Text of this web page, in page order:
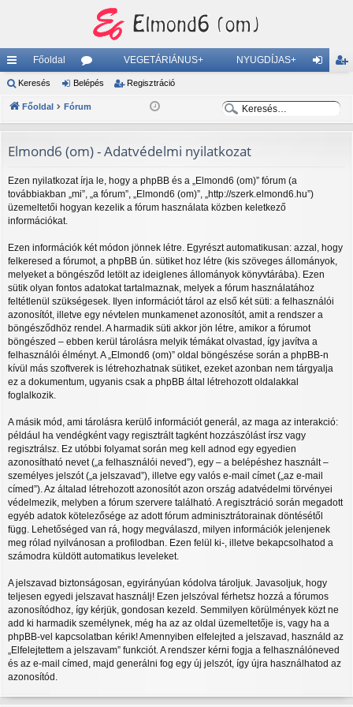
yo
rs
lin
ke
k
Főoldal
ór
u
m
ok
VEGETÁRIÁNUS+ NYUGDÍJAS+
és
is
ztr
Keresés Belépés Regisztráció
Főoldal Fórum
e
e
s
s
e
é
s
Elmond6 (om) - Adatvédelmi nyilatkozat
Ezen nyilatkozat írja le, hogy a phpBB és a „Elmond6 (om)” fórum (a
továbbiakban „mi”, „a fórum”, „Elmond6 (om)”, „http://szerk.elmond6.hu”)
üzemeltetői hogyan kezelik a fórum használata közben keletkező
információkat.
Ezen információk két módon jönnek létre. Egyrészt automatikusan: azzal, hogy
felkeresed a fórumot, a phpBB ún. sütiket hoz létre (kis szöveges állományok,
melyeket a böngésződ letölt az ideiglenes állományok könyvtárába). Ezen
sütik olyan fontos adatokat tartalmaznak, melyek a fórum használatához
feltétlenül szükségesek. Ilyen információt tárol az első két süti: a felhasználói
azonosítót, illetve egy névtelen munkamenet azonosítót, amit a rendszer a
böngésződhöz rendel. A harmadik süti akkor jön létre, amikor a fórumot
böngészed – ebben kerül tárolásra melyik témákat olvastad, így javítva a
felhasználói élményt. A „Elmond6 (om)” oldal böngészése során a phpBB-n
kívül más szoftverek is létrehozhatnak sütiket, ezeket azonban nem tárgyalja
ez a dokumentum, ugyanis csak a phpBB által létrehozott oldalakkal
foglalkozik.
A másik mód, ami tárolásra kerülő információt generál, az maga az interakció:
például ha vendégként vagy regisztrált tagként hozzászólást írsz vagy
regisztrálsz. Ez utóbbi folyamat során meg kell adnod egy egyedien
azonosítható nevet („a felhasználói neved”), egy – a belépéshez használt –
személyes jelszót („a jelszavad”), illetve egy valós e-mail címet („az e-mail
címed”). Az általad létrehozott azonosítót azon ország adatvédelmi törvényei
védelmezik, melyben a fórum szervere található. A regisztráció során megadott
egyéb adatok kötelezősége az adott fórum adminisztrátorainak döntésétől
függ. Lehetőséged van rá, hogy megválaszd, milyen információk jelenjenek
meg rólad nyilvánosan a profilodban. Ezen felül ki-, illetve bekapcsolhatod a
számodra küldött automatikus leveleket.
A jelszavad biztonságosan, egyirányúan kódolva tároljuk. Javasoljuk, hogy
teljesen egyedi jelszavat használj! Ezen jelszóval férhetsz hozzá a fórumos
azonosítódhoz, így kérjük, gondosan kezeld. Semmilyen körülmények közt ne
add ki harmadik személynek, még ha az az oldal üzemeltetője is, vagy ha a
phpBB-vel kapcsolatban kérik! Amennyiben elfelejted a jelszavad, használd az
„Elfelejtettem a jelszavam” funkciót. A rendszer kérni fogja a felhasználóneved
és az e-mail címed, majd generálni fog egy új jelszót, így újra használhatod az
azonosítód.